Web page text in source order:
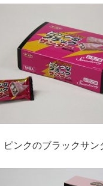
ピンクのブラックサン